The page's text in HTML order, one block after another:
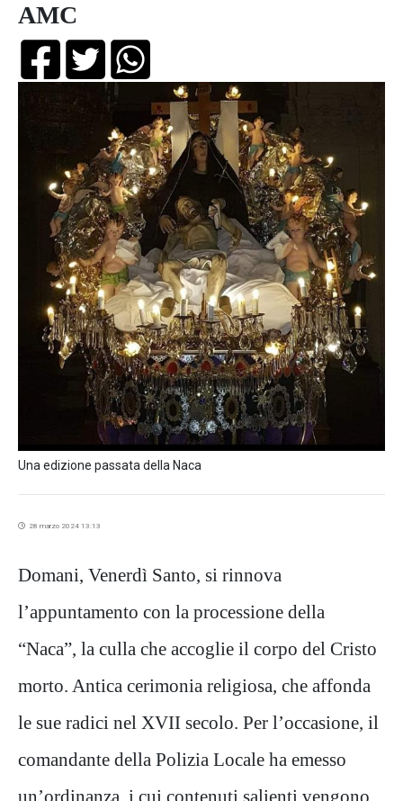
AMC
Una edizione passata della Naca
28 marzo 2024 13:13
Domani, Venerdì Santo, si rinnova
l’appuntamento con la processione della
“Naca”, la culla che accoglie il corpo del Cristo
morto. Antica cerimonia religiosa, che affonda
le sue radici nel XVII secolo. Per l’occasione, il
comandante della Polizia Locale ha emesso
un’ordinanza, i cui contenuti salienti vengono